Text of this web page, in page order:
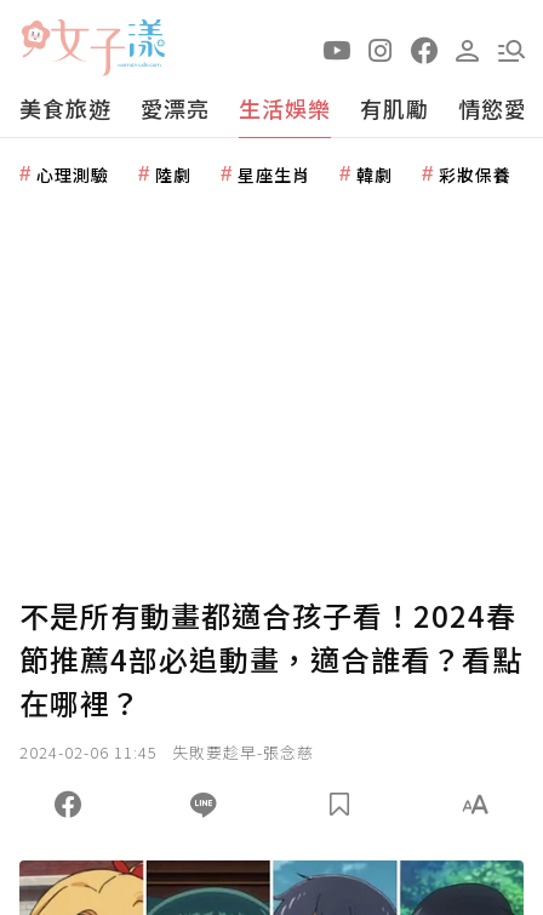
美食旅遊 愛漂亮 生活娛樂 有肌勵 情慾愛
心理測驗 陸劇 星座生肖 韓劇 彩妝保養
不是所有動畫都適合孩子看！2024春
節推薦4部必追動畫，適合誰看？看點
在哪裡？
2024-02-06 11:45 失敗要趁早-張念慈